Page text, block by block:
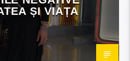
ȘI VIAȚA